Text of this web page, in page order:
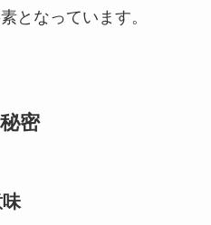
となっています。
密